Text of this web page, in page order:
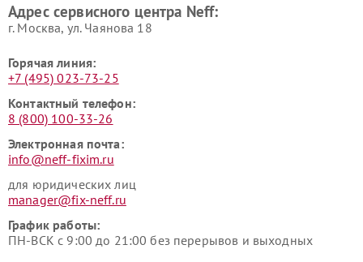
Адрес сервисного центра Neff:
г. Москва, ул. Чаянова 18
Горячая линия:
+7 (495) 023-73-25
Контактный телефон:
8 (800) 100-33-26
Электронная почта:
info@neff-fixim.ru
для юридических лиц
manager@fix-neff.ru
График работы:
ПН-ВСК с 9:00 до 21:00 без перерывов и выходных